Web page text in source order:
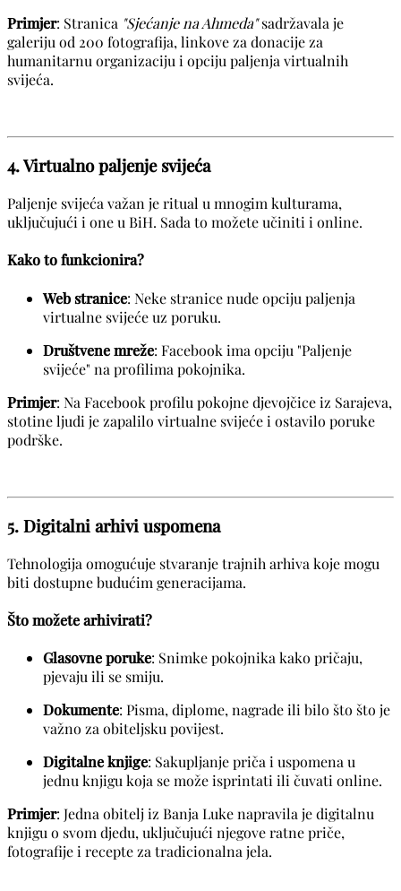
Primjer: Stranica "Sjećanje na Ahmeda"sadržavala je
galeriju od 200 fotografija, linkove za donacije za
humanitarnu organizaciju i opciju paljenja virtualnih
svijeća.
4. Virtualno paljenje svijeća
Paljenje svijeća važan je ritual u mnogim kulturama,
uključujući i one u BiH. Sada to možete učiniti i online.
Kako to funkcionira?
Web stranice: Neke stranice nude opciju paljenja
virtualne svijeće uz poruku.
Društvene mreže: Facebook ima opciju "Paljenje
svijeće" na profilima pokojnika.
Primjer: Na Facebook profilu pokojne djevojčice iz Sarajeva,
stotine ljudi je zapalilo virtualne svijeće i ostavilo poruke
podrške.
5. Digitalni arhivi uspomena
Tehnologija omogućuje stvaranje trajnih arhiva koje mogu
biti dostupne budućim generacijama.
Što možete arhivirati?
Glasovne poruke: Snimke pokojnika kako pričaju,
pjevaju ili se smiju.
Dokumente: Pisma, diplome, nagrade ili bilo što što je
važno za obiteljsku povijest.
Digitalne knjige: Sakupljanje priča i uspomena u
jednu knjigu koja se može isprintati ili čuvati online.
Primjer: Jedna obitelj iz Banja Luke napravila je digitalnu
knjigu o svom djedu, uključujući njegove ratne priče,
fotografije i recepte za tradicionalna jela.